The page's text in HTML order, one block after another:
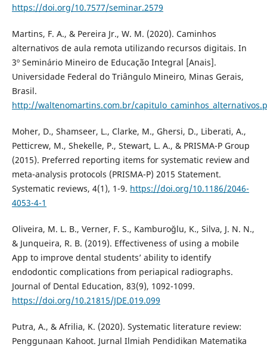
https://doi.org/10.7577/seminar.2579
Martins, F. A., & Pereira Jr., W. M. (2020). Caminhos
alternativos de aula remota utilizando recursos digitais. In
3º Seminário Mineiro de Educação Integral [Anais].
Universidade Federal do Triângulo Mineiro, Minas Gerais,
Brasil.
http://waltenomartins.com.br/
Moher, D., Shamseer, L., Clarke, M., Ghersi, D., Liberati, A.,
Petticrew, M., Shekelle, P., Stewart, L. A., & PRISMA-P Group
(2015). Preferred reporting items for systematic review and
meta-analysis protocols (PRISMA-P) 2015 Statement.
Systematic reviews, 4(1), 1-9. https://doi.org/10.1186/2046-
4053-4-1
Oliveira, M. L. B., Verner, F. S., Kamburoğlu, K., Silva, J. N. N.,
& Junqueira, R. B. (2019). Effectiveness of using a mobile
App to improve dental students’ ability to identify
endodontic complications from periapical radiographs.
Journal of Dental Education, 83(9), 1092-1099.
https://doi.org/10.21815/JDE.019.099
Putra, A., & Afrilia, K. (2020). Systematic literature review:
Penggunaan Kahoot. Jurnal Ilmiah Pendidikan Matematika